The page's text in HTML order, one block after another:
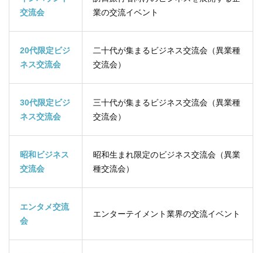
交流会
業の交流イベント
20代限定ビジ
ネス交流会
二十代が集まるビジネス交流会（異業種
交流会）
30代限定ビジ
ネス交流会
三十代が集まるビジネス交流会（異業種
交流会）
昭和ビジネス
交流会
昭和生まれ限定のビジネス交流会（異業
種交流会）
エンタメ交流
会
エンターテイメント業界の交流イベント